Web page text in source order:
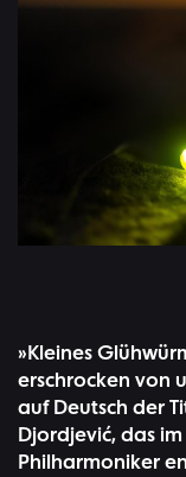
»Kleines
erschrocken von
auf Deutsch der
Djordjević, das
Philharmoniker